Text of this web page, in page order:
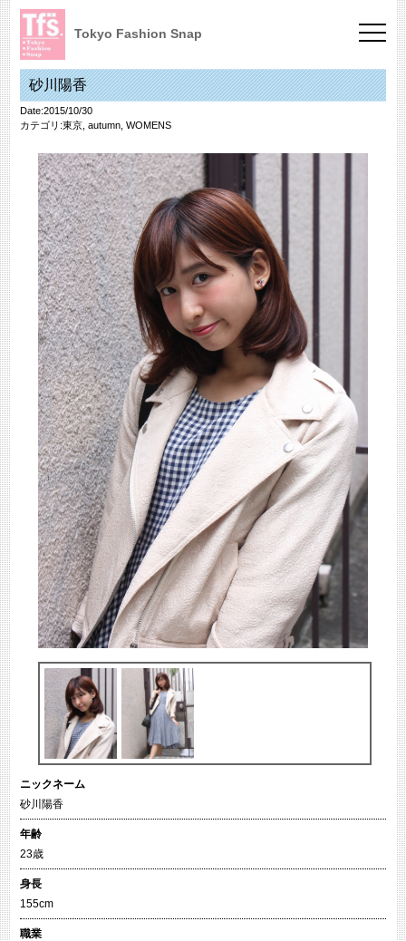
Tokyo Fashion Snap
砂川陽香
Date:2015/10/30
カテゴリ:東京, autumn, WOMENS
ニックネーム
砂川陽香
年齢
23歳
身長
155cm
職業